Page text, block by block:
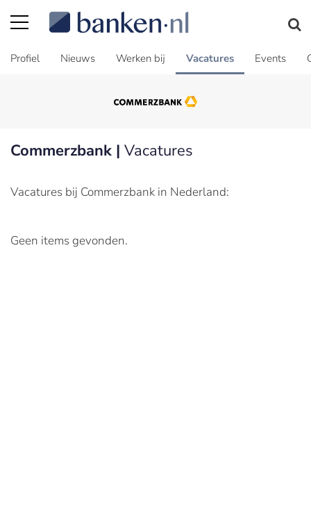
Profiel Nieuws Werken bij Vacatures Events
Commerzbank | Vacatures
Vacatures bij Commerzbank in Nederland:
Geen items gevonden.